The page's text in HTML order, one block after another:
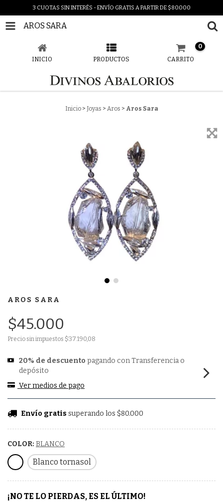
3 CUOTAS SIN INTERÉS - ENVÍO GRATIS A PARTIR DE $80.000
AROS SARA
INICIO PRODUCTOS CARRITO
0
Inicio > Joyas > Aros > Aros Sara
AROS SARA
$45.000
Precio sin impuestos $37.190,08
20% de descuento pagando con Transferencia o
depósito
Ver medios de pago
Envío gratis superando los $80.000
COLOR: BLANCO
Blanco tornasol
¡NO TE LO PIERDAS, ES EL ÚLTIMO!